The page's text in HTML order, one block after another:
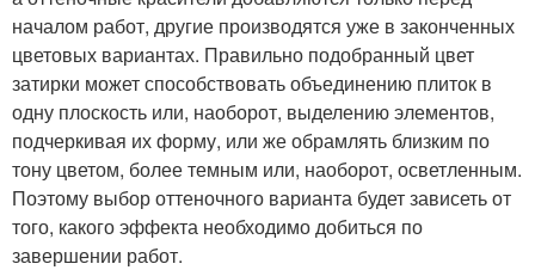
началом работ, другие производятся уже в законченных
цветовых вариантах. Правильно подобранный цвет
затирки может способствовать объединению плиток в
одну плоскость или, наоборот, выделению элементов,
подчеркивая их форму, или же обрамлять близким по
тону цветом, более темным или, наоборот, осветленным.
Поэтому выбор оттеночного варианта будет зависеть от
того, какого эффекта необходимо добиться по
завершении работ.